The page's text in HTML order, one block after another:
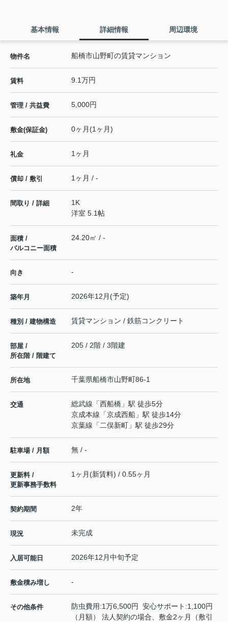
基本情報 詳細情報 周辺環境
物件名 船橋市山野町の賃貸マンション
賃料 9.1万円
管理 / 共益費 5,000円
敷金(保証金) 0ヶ月(1ヶ月)
礼金 1ヶ月
償却 / 敷引 1ヶ月 / -
間取り / 詳細
1K
洋室 5.1帖
面積 /
バルコニー面積
24.20㎡ / -
向き -
築年月 2026年12月(予定)
種別 / 建物構造 賃貸マンション / 鉄筋コンクリート
部屋 /
所在階 / 階建て
205 / 2階 / 3階建
所在地 千葉県船橋市山野町86-1
交通 総武線 「西船橋 」駅 徒歩5分
京成本線 「京成西船 」駅 徒歩14分
京葉線 「 二俣新町 」駅 徒歩29分
駐車場 / 月額 無 / -
更新料 /
更新事務手数料
1ヶ月(新賃料) / 0.55ヶ月
契約期間 2年
現況 未完成
入居可能日 2026年12月中旬予定
敷金積み増し -
その他条件
防虫費用:1万6,500円 安心サポート:1,100円
（月額） 法人契約の場合、敷金2ヶ月（敷引